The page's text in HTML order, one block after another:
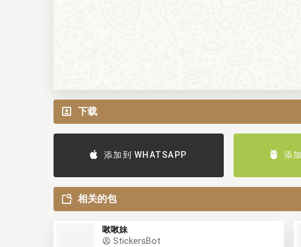
下载
添加到 WHATSAPP 添
相关的包
啾啾妹
StickersBot